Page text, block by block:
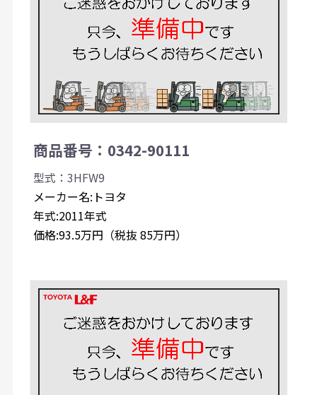
商品番号：0342-90111
型式：3HFW9
メーカー名:トヨタ
年式:2011年式
価格:93.5万円（税抜 85万円）